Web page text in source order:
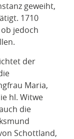
geweiht,
1710
jedoch
der
Maria,
hl. Witwe
die
Schottland,